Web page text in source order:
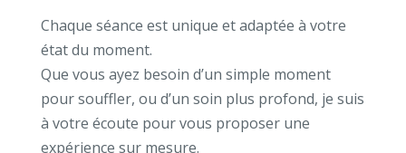
Chaque séance est unique et adaptée à votre
état du moment.
Que vous ayez besoin d’un simple moment
pour souffler, ou d’un soin plus profond, je suis
à votre écoute pour vous proposer une
expérience sur mesure.